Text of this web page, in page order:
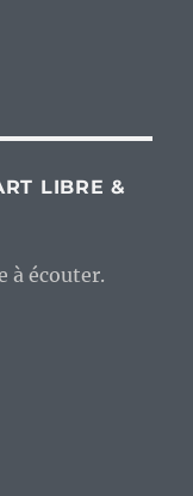
LIBRE &
à écouter.